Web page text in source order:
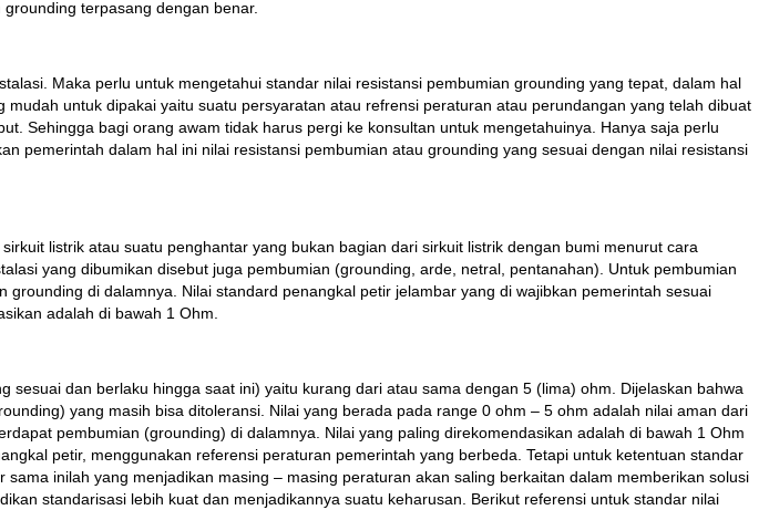
terpasang dengan benar.
Maka perlu untuk mengetahui standar nilai resistansi pembumian grounding yang tepat, dalam hal
untuk dipakai yaitu suatu persyaratan atau refrensi peraturan atau perundangan yang telah dibuat
Sehingga bagi orang awam tidak harus pergi ke konsultan untuk mengetahuinya. Hanya saja perlu
pemerintah dalam hal ini nilai resistansi pembumian atau grounding yang sesuai dengan nilai resistansi
listrik atau suatu penghantar yang bukan bagian dari sirkuit listrik dengan bumi menurut cara
yang dibumikan disebut juga pembumian (grounding, arde, netral, pentanahan). Untuk pembumian
di dalamnya. Nilai standard penangkal petir jelambar yang di wajibkan pemerintah sesuai
adalah di bawah 1 Ohm.
dan berlaku hingga saat ini) yaitu kurang dari atau sama dengan 5 (lima) ohm. Dijelaskan bahwa
yang masih bisa ditoleransi. Nilai yang berada pada range 0 ohm – 5 ohm adalah nilai aman dari
pembumian (grounding) di dalamnya. Nilai yang paling direkomendasikan adalah di bawah 1 Ohm
petir, menggunakan referensi peraturan pemerintah yang berbeda. Tetapi untuk ketentuan standar
inilah yang menjadikan masing – masing peraturan akan saling berkaitan dalam memberikan solusi
standarisasi lebih kuat dan menjadikannya suatu keharusan. Berikut referensi untuk standar nilai